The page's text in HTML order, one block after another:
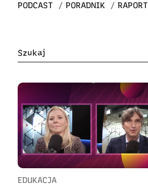
PODCAST
/ PORADNIK / RAPORT
EDUKACJA